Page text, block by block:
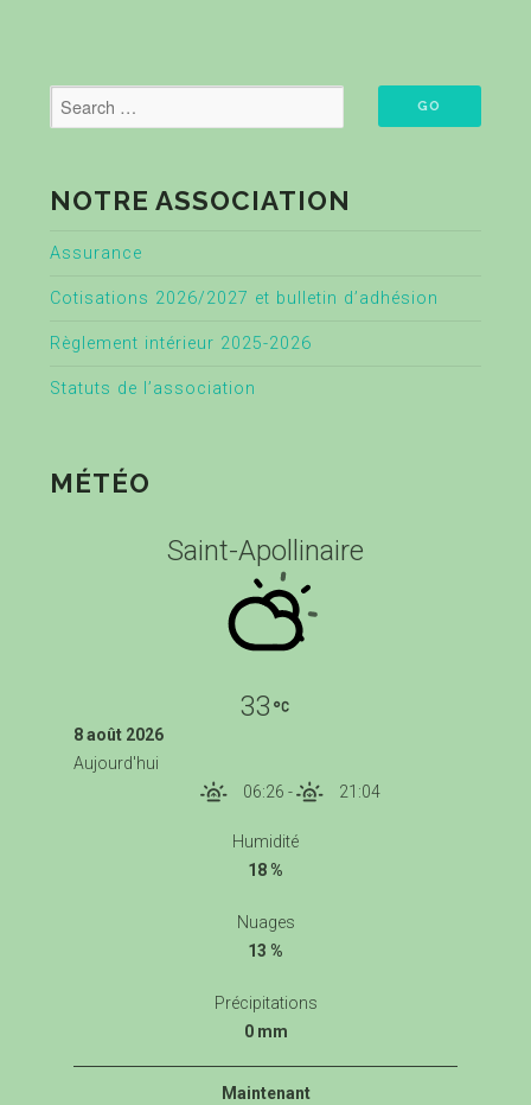
NOTRE ASSOCIATION
Assurance
Cotisations 2026/2027 et bulletin d’adhésion
Règlement intérieur 2025-2026
Statuts de l’association
MÉTÉO
Saint-Apollinaire
33
8 août 2026
Aujourd'hui
06:26 - 21:04
Humidité
18 %
Nuages
13 %
Précipitations
0 mm
Maintenant